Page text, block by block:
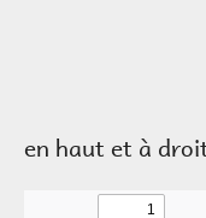
en haut et à